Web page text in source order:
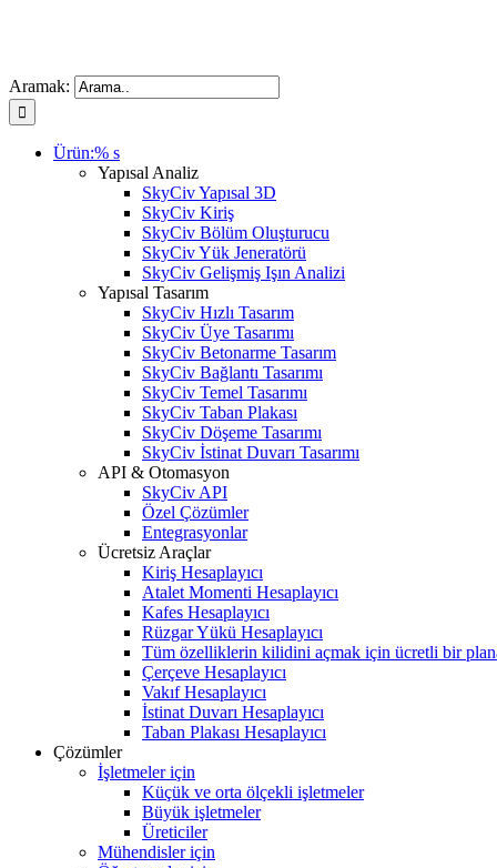
Aramak:
Ürün:% s
Yapısal Analiz
SkyCiv Yapısal 3D
SkyCiv Kiriş
SkyCiv Bölüm Oluşturucu
SkyCiv Yük Jeneratörü
SkyCiv Gelişmiş Işın Analizi
Yapısal Tasarım
SkyCiv Hızlı Tasarım
SkyCiv Üye Tasarımı
SkyCiv Betonarme Tasarım
SkyCiv Bağlantı Tasarımı
SkyCiv Temel Tasarımı
SkyCiv Taban Plakası
SkyCiv Döşeme Tasarımı
SkyCiv İstinat Duvarı Tasarımı
API & Otomasyon
SkyCiv API
Özel Çözümler
Entegrasyonlar
Ücretsiz Araçlar
Kiriş Hesaplayıcı
Atalet Momenti Hesaplayıcı
Kafes Hesaplayıcı
Rüzgar Yükü Hesaplayıcı
Tüm özelliklerin kilidini açmak için ücretli bir
Çerçeve Hesaplayıcı
Vakıf Hesaplayıcı
İstinat Duvarı Hesaplayıcı
Taban Plakası Hesaplayıcı
Çözümler
İşletmeler için
Küçük ve orta ölçekli işletmeler
Büyük işletmeler
Üreticiler
Mühendisler için